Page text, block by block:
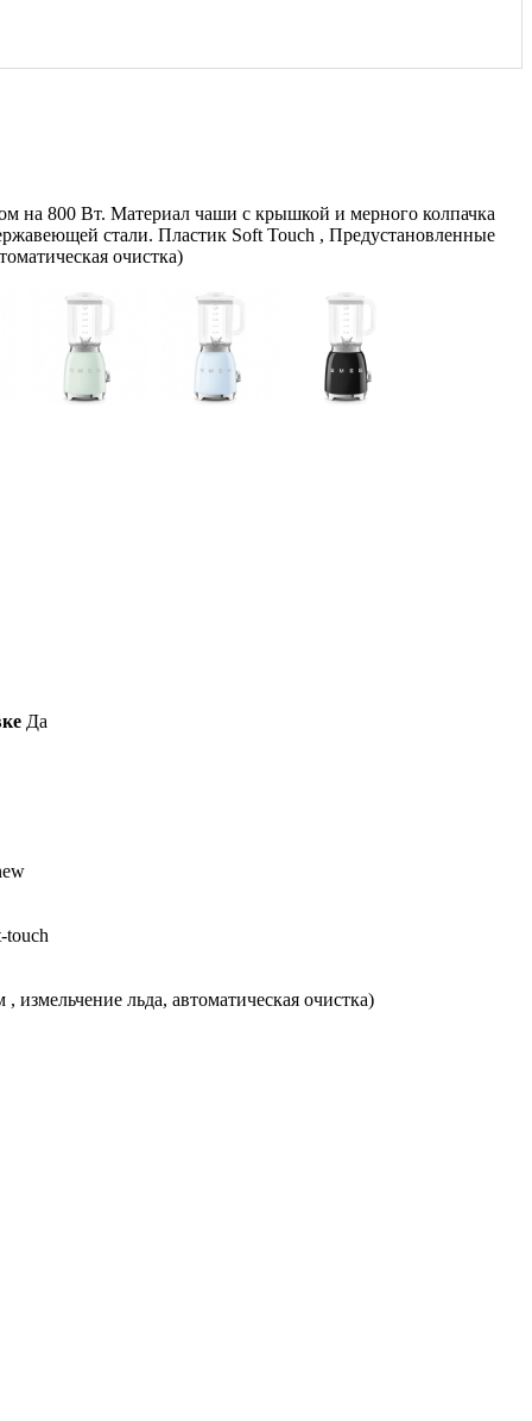
на 800 Вт. Материал чаши с крышкой и мерного колпачка
стали. Пластик Soft Touch , Предустановленные
очистка)
Да
touch
льда, автоматическая очистка)